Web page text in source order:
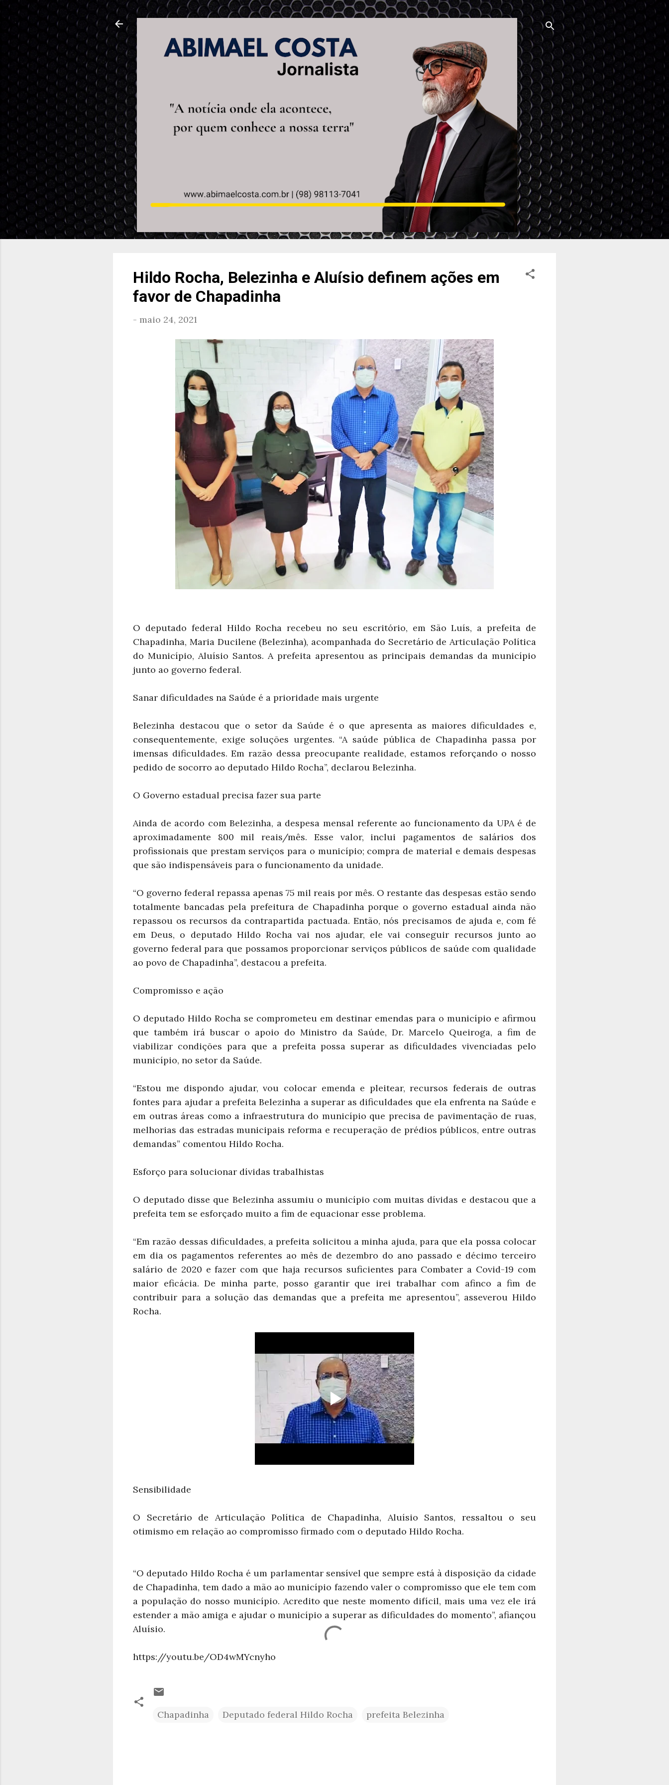
Pular para o conteúdo principal
Hildo Rocha, Belezinha e Aluísio definem ações em
favor de Chapadinha
- maio 24, 2021
O deputado federal Hildo Rocha recebeu no seu escritório, em São Luís, a prefeita de
Chapadinha, Maria Ducilene (Belezinha), acompanhada do Secretário de Articulação Política
do Município, Aluísio Santos. A prefeita apresentou as principais demandas da município
junto ao governo federal.
Sanar dificuldades na Saúde é a prioridade mais urgente
Belezinha destacou que o setor da Saúde é o que apresenta as maiores dificuldades e,
consequentemente, exige soluções urgentes. “A saúde pública de Chapadinha passa por
imensas dificuldades. Em razão dessa preocupante realidade, estamos reforçando o nosso
pedido de socorro ao deputado Hildo Rocha”, declarou Belezinha.
O Governo estadual precisa fazer sua parte
Ainda de acordo com Belezinha, a despesa mensal referente ao funcionamento da UPA é de
aproximadamente 800 mil reais/mês. Esse valor, inclui pagamentos de salários dos
profissionais que prestam serviços para o município; compra de material e demais despesas
que são indispensáveis para o funcionamento da unidade.
“O governo federal repassa apenas 75 mil reais por mês. O restante das despesas estão sendo
totalmente bancadas pela prefeitura de Chapadinha porque o governo estadual ainda não
repassou os recursos da contrapartida pactuada. Então, nós precisamos de ajuda e, com fé
em Deus, o deputado Hildo Rocha vai nos ajudar, ele vai conseguir recursos junto ao
governo federal para que possamos proporcionar serviços públicos de saúde com qualidade
ao povo de Chapadinha”, destacou a prefeita.
Compromisso e ação
O deputado Hildo Rocha se comprometeu em destinar emendas para o município e afirmou
que também irá buscar o apoio do Ministro da Saúde, Dr. Marcelo Queiroga, a fim de
viabilizar condições para que a prefeita possa superar as dificuldades vivenciadas pelo
município, no setor da Saúde.
“Estou me dispondo ajudar, vou colocar emenda e pleitear, recursos federais de outras
fontes para ajudar a prefeita Belezinha a superar as dificuldades que ela enfrenta na Saúde e
em outras áreas como a infraestrutura do município que precisa de pavimentação de ruas,
melhorias das estradas municipais reforma e recuperação de prédios públicos, entre outras
demandas” comentou Hildo Rocha.
Esforço para solucionar dívidas trabalhistas
O deputado disse que Belezinha assumiu o município com muitas dívidas e destacou que a
prefeita tem se esforçado muito a fim de equacionar esse problema.
“Em razão dessas dificuldades, a prefeita solicitou a minha ajuda, para que ela possa colocar
em dia os pagamentos referentes ao mês de dezembro do ano passado e décimo terceiro
salário de 2020 e fazer com que haja recursos suficientes para Combater a Covid-19 com
maior eficácia. De minha parte, posso garantir que irei trabalhar com afinco a fim de
contribuir para a solução das demandas que a prefeita me apresentou”, asseverou Hildo
Rocha.
Sensibilidade
O Secretário de Articulação Política de Chapadinha, Aluísio Santos, ressaltou o seu
otimismo em relação ao compromisso firmado com o deputado Hildo Rocha.
“O deputado Hildo Rocha é um parlamentar sensível que sempre está à disposição da cidade
de Chapadinha, tem dado a mão ao município fazendo valer o compromisso que ele tem com
a população do nosso município. Acredito que neste momento difícil, mais uma vez ele irá
estender a mão amiga e ajudar o município a superar as dificuldades do momento”, afiançou
Aluísio.
https://youtu.be/OD4wMYcnyho
Chapadinha Deputado federal Hildo Rocha prefeita Belezinha